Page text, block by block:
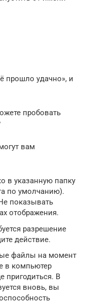
прошло удачно», и
пробовать
вам
в указанную папку
по умолчанию).
показывать
отображения.
разрешение
действие.
файлы на момент
в компьютер
пригодиться. В
вновь, вы